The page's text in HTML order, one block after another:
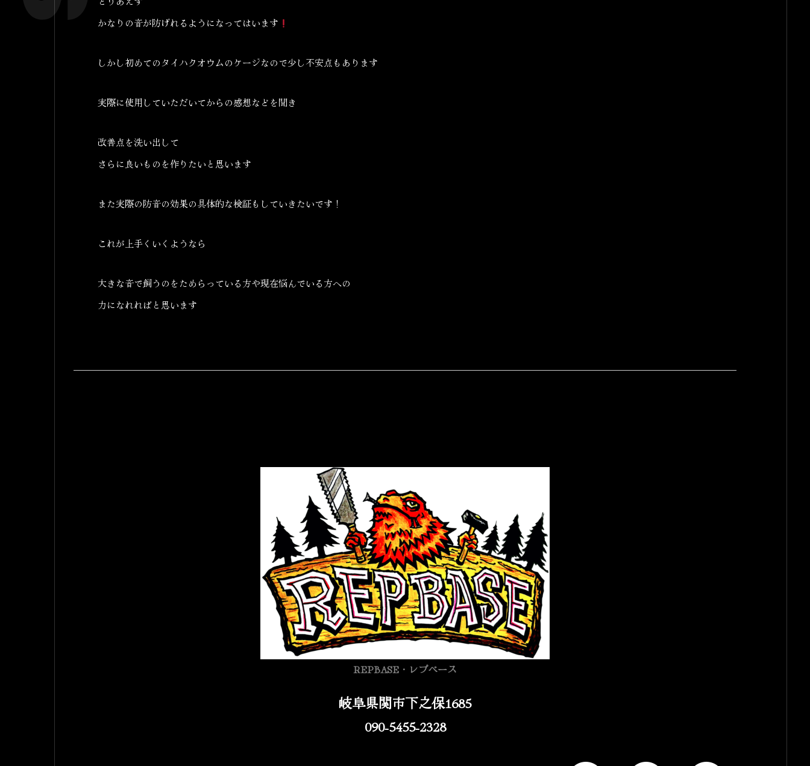
かなりの音が防げれるようになってはいます
しかし初めてのタイハクオウムのケージなので少し不安点もあります
実際に使用していただいてからの感想などを聞き
改善点を洗い出して
さらに良いものを作りたいと思います
また実際の防音の効果の具体的な検証もしていきたいです！
これが上手くいくようなら
大きな音で飼うのをためらっている方や現在悩んでいる方への
力になれればと思います
REPBASE・レプベース
岐阜県関市下之保1685
090-5455-2328